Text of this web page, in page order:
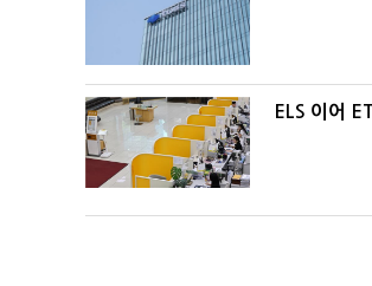
ELS 이어